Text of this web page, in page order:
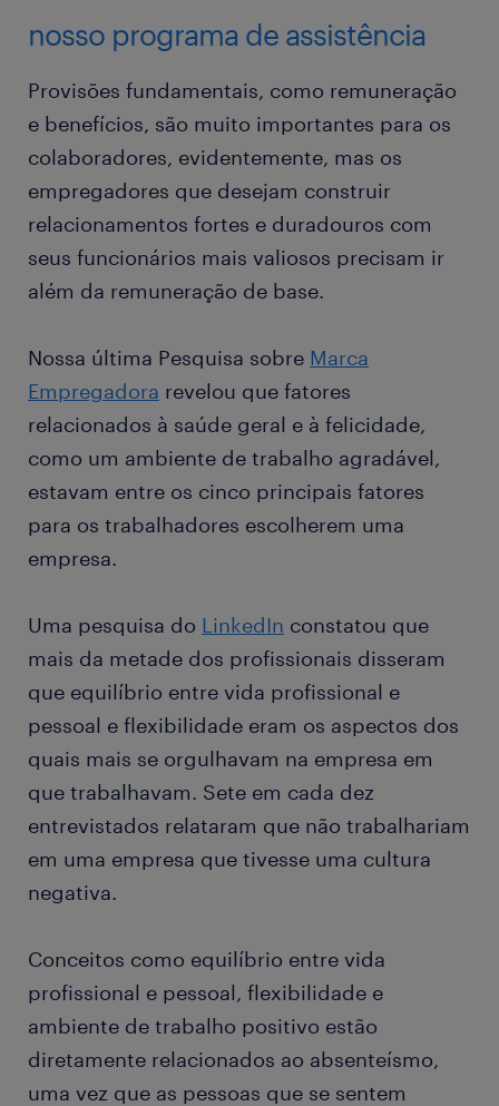
nosso programa de assistência
Provisões fundamentais, como remuneração
e benefícios, são muito importantes para os
colaboradores, evidentemente, mas os
empregadores que desejam construir
relacionamentos fortes e duradouros com
seus funcionários mais valiosos precisam ir
além da remuneração de base.
Nossa última Pesquisa sobre Marca
Empregadora revelou que fatores
relacionados à saúde geral e à felicidade,
como um ambiente de trabalho agradável,
estavam entre os cinco principais fatores
para os trabalhadores escolherem uma
empresa.
Uma pesquisa do LinkedIn constatou que
mais da metade dos profissionais disseram
que equilíbrio entre vida profissional e
pessoal e flexibilidade eram os aspectos dos
quais mais se orgulhavam na empresa em
que trabalhavam. Sete em cada dez
entrevistados relataram que não trabalhariam
em uma empresa que tivesse uma cultura
negativa.
Conceitos como equilíbrio entre vida
profissional e pessoal, flexibilidade e
ambiente de trabalho positivo estão
diretamente relacionados ao absenteísmo,
uma vez que as pessoas que se sentem